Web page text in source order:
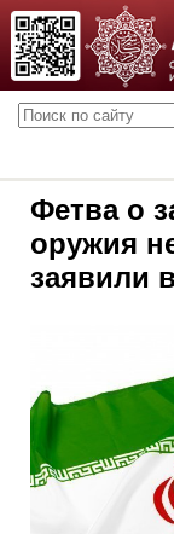
Фетва о
оружия
заявили